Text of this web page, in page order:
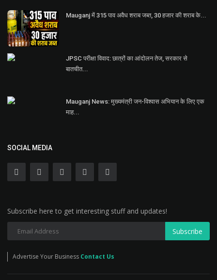
Mauganj में 315 पाव अवैध शराब जब्त, 30 हजार की शराब के...
JPSC परीक्षा विवाद: छात्रों का आंदोलन तेज, सरकार से
बातचीत...
Mauganj News: मुख्यमंत्री जन-विश्वास अभियान के लिए एक
माह...
SOCIAL MEDIA
Subscribe here to get interesting stuff and updates!
Subscribe
Advertise Your Business Contact Us